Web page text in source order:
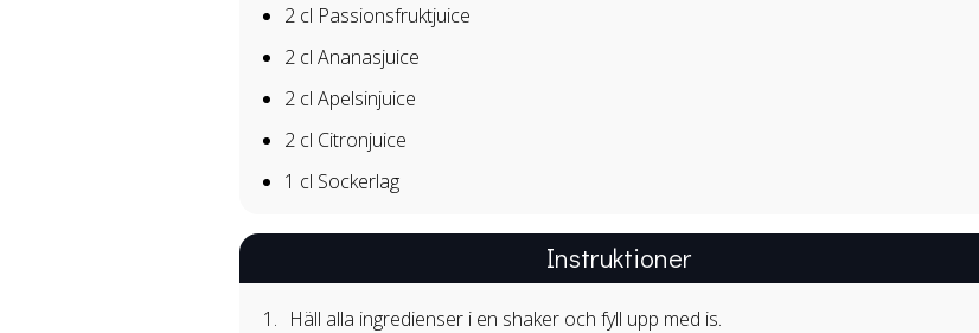
2 cl Passionsfruktjuice
2 cl Ananasjuice
2 cl Apelsinjuice
2 cl Citronjuice
1 cl Sockerlag
Instruktioner
Häll alla ingredienser i en shaker och fyll upp med is.